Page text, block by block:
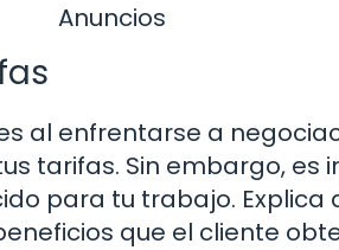
Anuncios
al enfrentarse a
tarifas. Sin embargo,
para tu trabajo.
que el cliente